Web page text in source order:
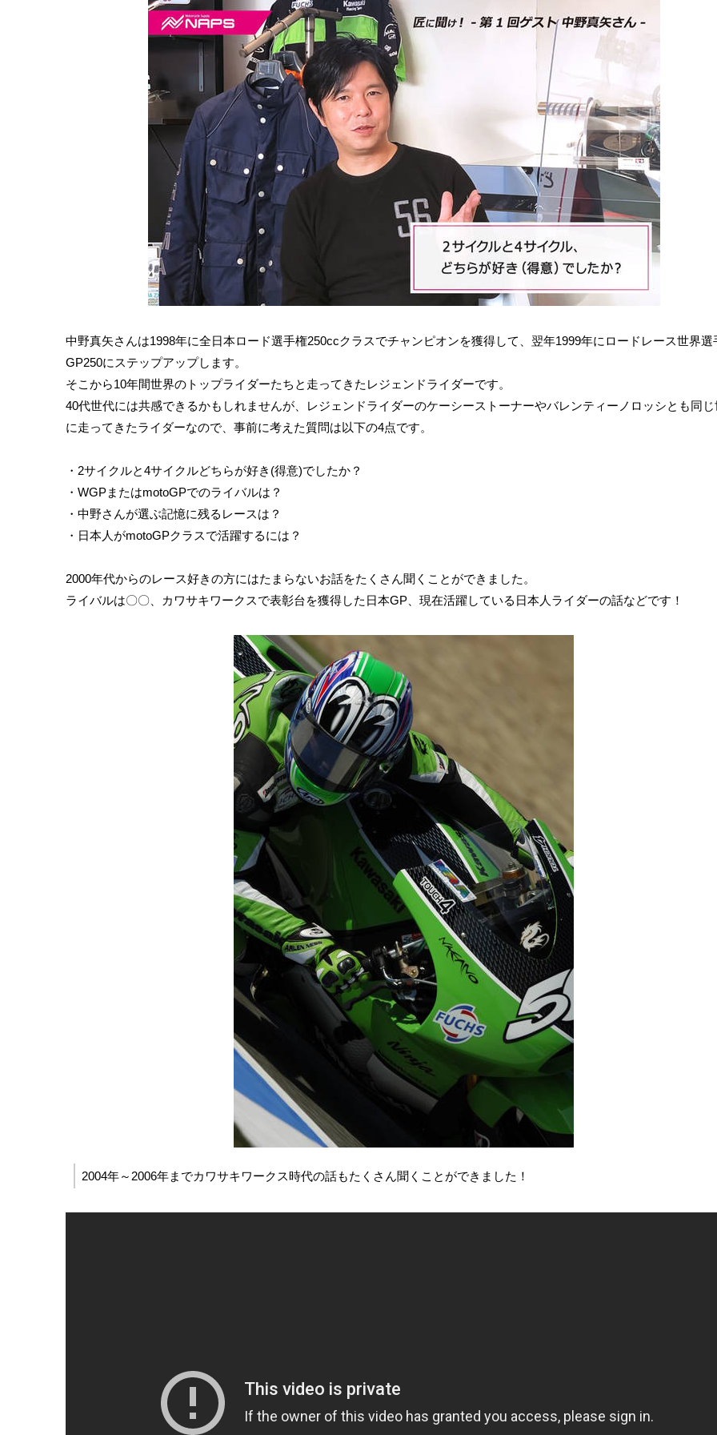
中野真矢さんは1998年に全日本ロード選手権250ccクラスでチャンピオンを獲得して、翌年1999年にロードレース世界選
GP250にステップアップします。
そこから10年間世界のトップライダーたちと走ってきたレジェンドライダーです。
40代世代には共感できるかもしれませんが、レジェンドライダーのケーシーストーナーやバレンティーノロッシとも同
に走ってきたライダーなので、事前に考えた質問は以下の4点です。
・2サイクルと4サイクルどちらが好き(得意)でしたか？
・WGPまたはmotoGPでのライバルは？
・中野さんが選ぶ記憶に残るレースは？
・日本人がmotoGPクラスで活躍するには？
2000年代からのレース好きの方にはたまらないお話をたくさん聞くことができました。
ライバルは〇〇、カワサキワークスで表彰台を獲得した日本GP、現在活躍している日本人ライダーの話などです！
2004年～2006年までカワサキワークス時代の話もたくさん聞くことができました！